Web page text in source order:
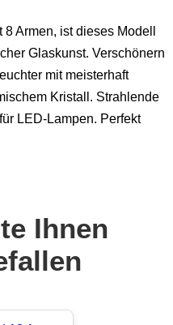
Armen, ist dieses Modell
Glaskunst. Verschönern
mit meisterhaft
Kristall. Strahlende
LED-Lampen. Perfekt
Ihnen